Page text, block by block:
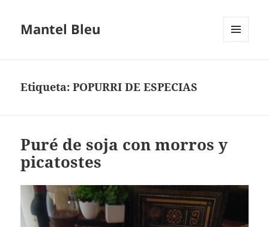
Mantel Bleu
Etiqueta:POPURRI DE ESPECIAS
Puré de soja con morros y
picatostes